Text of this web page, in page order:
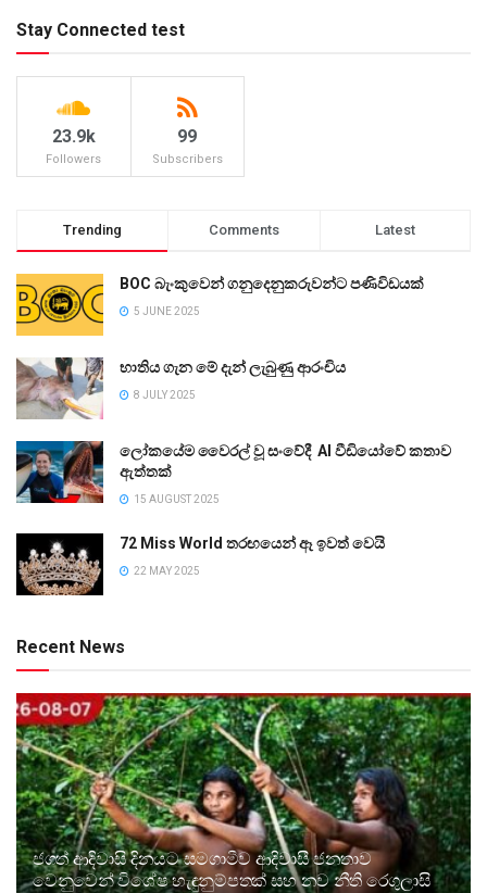
Stay Connected test
23.9k
Followers
99
Subscribers
Trending Comments Latest
BOC බැංකුවෙන් ගනුදෙනුකරුවන්ට පණිවිඩයක්
5 JUNE 2025
භාතිය ගැන මේ දැන් ලැබුණු ආරංචිය
8 JULY 2025
ලෝකයේම වෛරල් වූ සංවේදී AI වීඩියෝවේ කතාව
ඇත්තක්
15 AUGUST 2025
72 Miss World තරඟයෙන් ඈ ඉවත් වෙයි
22 MAY 2025
Recent News
ජගත් ආදිවාසි දිනයට සමගාමීව ආදිවාසී ජනතාව
වෙනුවෙන් විශේෂ හැඳුනුම්පතක් සහ නව නීති රෙගුලාසි